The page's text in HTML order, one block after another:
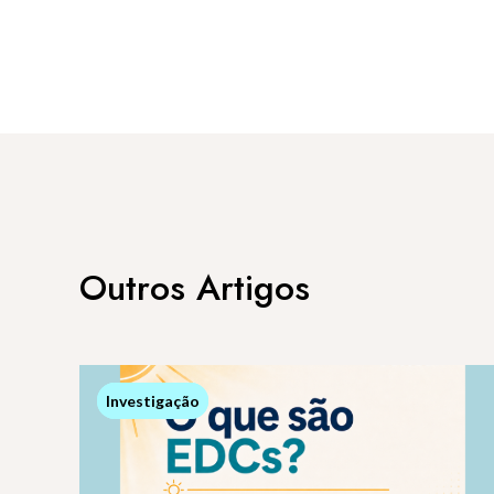
Outros Artigos
Investigação
Investigação